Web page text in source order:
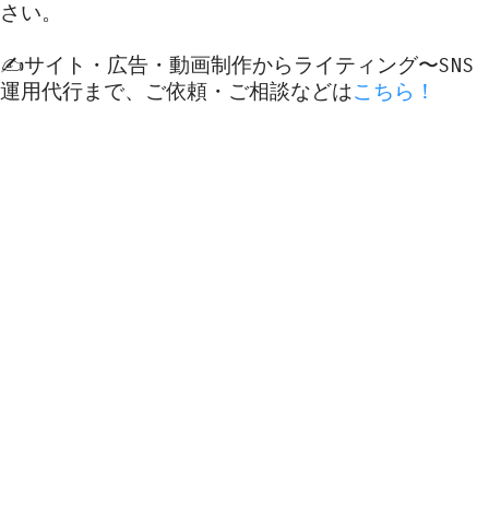
さい。
✍️サイト・広告・動画制作からライティング〜SNS
運用代行まで、ご依頼・ご相談などはこちら！